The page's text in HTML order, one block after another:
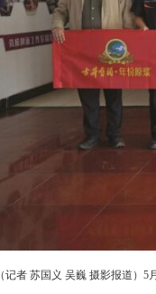
（记者 苏国义 吴巍 摄影报道）